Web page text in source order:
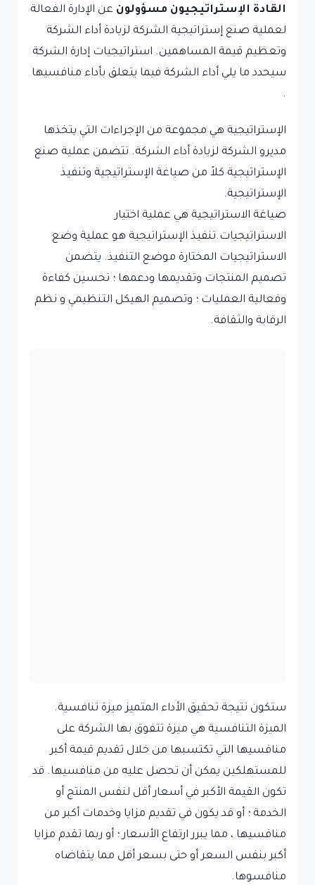
القادة الإستراتيجيون مسؤولون عن الإدارة الفعالة
لعملية صنع إستراتيجية الشركة لزيادة أداء الشركة
وتعظيم قيمة المساهمين. استراتيجيات إدارة الشركة
سيحدد ما يلي أداء الشركة فيما يتعلق بأداء منافسيها
.
الإستراتيجية هي مجموعة من الإجراءات التي يتخذها
مديرو الشركة لزيادة أداء الشركة. تتضمن عملية صنع
الإستراتيجية كلاً من صياغة الإستراتيجية وتنفيذ
الإستراتيجية.
صياغة الاستراتيجية هي عملية اختيار
الاستراتيجيات.تنفيذ الإستراتيجية هو عملية وضع
الاستراتيجيات المختارة موضع التنفيذ. يتضمن
تصميم المنتجات وتقديمها ودعمها ؛ تحسين كفاءة
وفعالية العمليات ؛ وتصميم الهيكل التنظيمي و نظم
الرقابة والثقافة.
ستكون نتيجة تحقيق الأداء المتميز ميزة تنافسية.
الميزة التنافسية هي ميزة تتفوق بها الشركة على
منافسيها التي تكتسبها من خلال تقديم قيمة أكبر
للمستهلكين يمكن أن تحصل عليه من منافسيها. قد
تكون القيمة الأكبر في أسعار أقل لنفس المنتج أو
الخدمة ؛ أو قد يكون في تقديم مزايا وخدمات أكبر من
منافسيها ، مما يبرر ارتفاع الأسعار ؛ أو ربما تقدم مزايا
أكبر بنفس السعر أو حتى بسعر أقل مما يتقاضاه
منافسوها.